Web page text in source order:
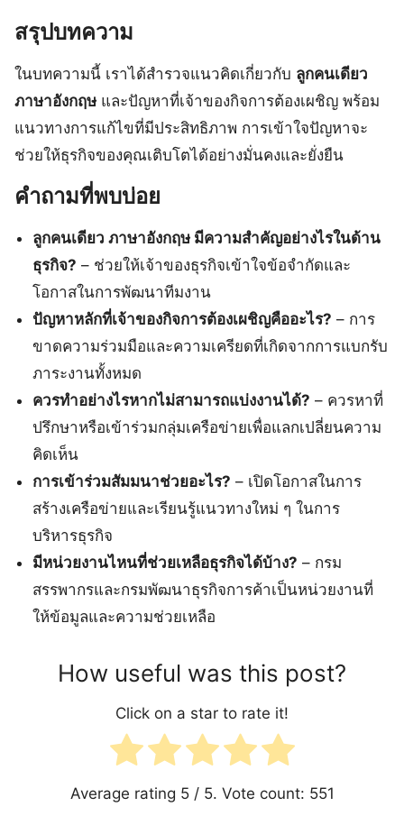
สรุปบทความ
ในบทความนี้ เราได้สำรวจแนวคิดเกี่ยวกับ ลูกคนเดียว
ภาษาอังกฤษ และปัญหาที่เจ้าของกิจการต้องเผชิญ พร้อม
แนวทางการแก้ไขที่มีประสิทธิภาพ การเข้าใจปัญหาจะ
ช่วยให้ธุรกิจของคุณเติบโตได้อย่างมั่นคงและยั่งยืน
คำถามที่พบบ่อย
ลูกคนเดียว ภาษาอังกฤษ มีความสำคัญอย่างไรในด้าน
ธุรกิจ? – ช่วยให้เจ้าของธุรกิจเข้าใจข้อจำกัดและ
โอกาสในการพัฒนาทีมงาน
ปัญหาหลักที่เจ้าของกิจการต้องเผชิญคืออะไร? – การ
ขาดความร่วมมือและความเครียดที่เกิดจากการแบกรับ
ภาระงานทั้งหมด
ควรทำอย่างไรหากไม่สามารถแบ่งงานได้? – ควรหาที่
ปรึกษาหรือเข้าร่วมกลุ่มเครือข่ายเพื่อแลกเปลี่ยนความ
คิดเห็น
การเข้าร่วมสัมมนาช่วยอะไร? – เปิดโอกาสในการ
สร้างเครือข่ายและเรียนรู้แนวทางใหม่ ๆ ในการ
บริหารธุรกิจ
มีหน่วยงานไหนที่ช่วยเหลือธุรกิจได้บ้าง? – กรม
สรรพากรและกรมพัฒนาธุรกิจการค้าเป็นหน่วยงานที่
ให้ข้อมูลและความช่วยเหลือ
How useful was this post?
Click on a star to rate it!
Average rating 5/ 5. Vote count: 551